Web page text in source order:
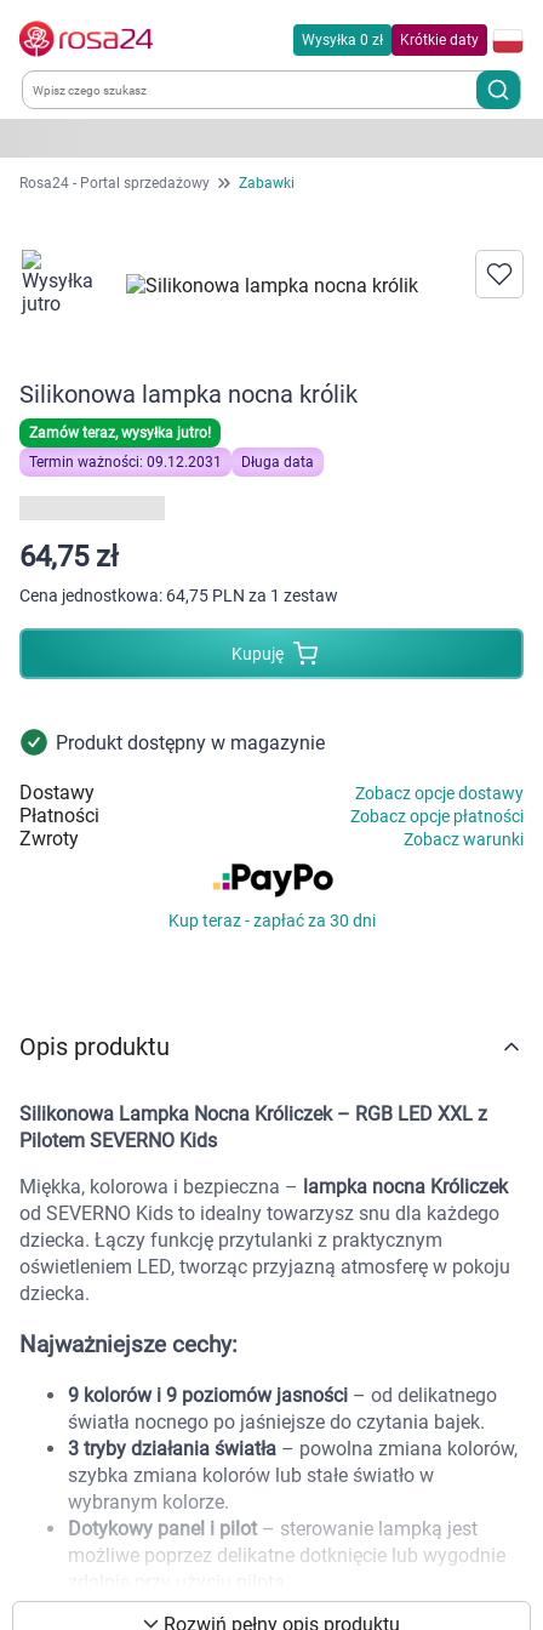
Korzystamy z plików cookies w celu
preferencji. Więcej informacji znajdziesz w
Wysyłka 0 zł Krótkie daty
Kategorie
Dla zwierząt
Zdrowie
Kobieta w ciąży i mama
Dziecko
Higiena
Kosmetyki
Mężczyzna
Zdrowy styl życia
Sprzęt medyczny
Grupy produktowe
Marki
Rosa24 - Portal sprzedażowy Zabawki
Silikonowa lampka nocna królik
Zamów teraz, wysyłka jutro!
Termin ważności: 09.12.2031
Długa data
64,75 zł
Cena jednostkowa: 64,75 PLN za 1 zestaw
Kupuję
Produkt dostępny w magazynie
Dostawy Zobacz opcje dostawy
Płatności Zobacz opcje płatności
Zwroty Zobacz warunki
Kup teraz - zapłać za 30 dni
Opis produktu
Silikonowa Lampka Nocna Króliczek – RGB LED XXL z
Pilotem SEVERNO Kids
Miękka, kolorowa i bezpieczna – lampka nocna Króliczek
od SEVERNO Kids to idealny towarzysz snu dla każdego
dziecka. Łączy funkcję przytulanki z praktycznym
oświetleniem LED, tworząc przyjazną atmosferę w pokoju
dziecka.
Najważniejsze cechy:
9 kolorów i 9 poziomów jasności – od delikatnego
światła nocnego po jaśniejsze do czytania bajek.
3 tryby działania światła – powolna zmiana kolorów,
szybka zmiana kolorów lub stałe światło w
wybranym kolorze.
Dotykowy panel i pilot– sterowanie lampką jest
możliwe poprzez delikatne dotknięcie lub wygodnie
Wyłącznik czasowy– ustawienie pracy lampki na 15,
Rozwiń pełny opis produktu